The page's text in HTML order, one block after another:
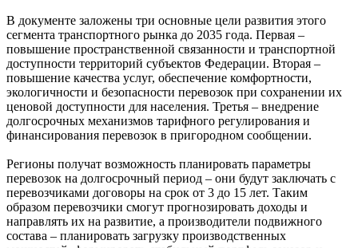
В документе заложены три основные цели развития этого
сегмента транспортного рынка до 2035 года. Первая –
повышение пространственной связанности и транспортной
доступности территорий субъектов Федерации. Вторая –
повышение качества услуг, обеспечение комфортности,
экологичности и безопасности перевозок при сохранении их
ценовой доступности для населения. Третья – внедрение
долгосрочных механизмов тарифного регулирования и
финансирования перевозок в пригородном сообщении.
Регионы получат возможность планировать параметры
перевозок на долгосрочный период – они будут заключать с
перевозчиками договоры на срок от 3 до 15 лет. Таким
образом перевозчики смогут прогнозировать доходы и
направлять их на развитие, а производители подвижного
состава – планировать загрузку производственных